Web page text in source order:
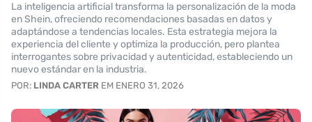
La inteligencia artificial transforma la personalización de la moda
en Shein, ofreciendo recomendaciones basadas en datos y
adaptándose a tendencias locales. Esta estrategia mejora la
experiencia del cliente y optimiza la producción, pero plantea
interrogantes sobre privacidad y autenticidad, estableciendo un
nuevo estándar en la industria.
POR: LINDA CARTER EM ENERO 31, 2026